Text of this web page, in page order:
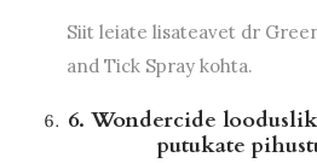
Siit leiate lisateavet dr
and Tick Spray kohta.
6. Wondercide
putukate